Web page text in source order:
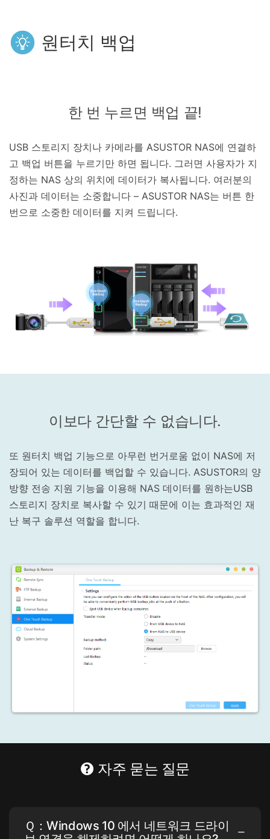
원터치 백업
한 번 누르면 백업 끝!
USB 스토리지 장치나 카메라를 ASUSTOR NAS에 연결하
고 백업 버튼을 누르기만 하면 됩니다. 그러면 사용자가 지
정하는 NAS 상의 위치에 데이터가 복사됩니다. 여러분의
사진과 데이터는 소중합니다 – ASUSTOR NAS는 버튼 한
번으로 소중한 데이터를 지켜 드립니다.
이보다 간단할 수 없습니다.
또 원터치 백업 기능으로 아무런 번거로움 없이 NAS에 저
장되어 있는 데이터를 백업할 수 있습니다. ASUSTOR의 양
방향 전송 지원 기능을 이용해 NAS 데이터를 원하는USB
스토리지 장치로 복사할 수 있기 때문에 이는 효과적인 재
난 복구 솔루션 역할을 합니다.
자주 묻는 질문
Ｑ：Windows 10 에서 네트워크 드라이